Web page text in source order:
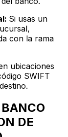
Si usas un
con la rama
ubicaciones
SWIFT
DE